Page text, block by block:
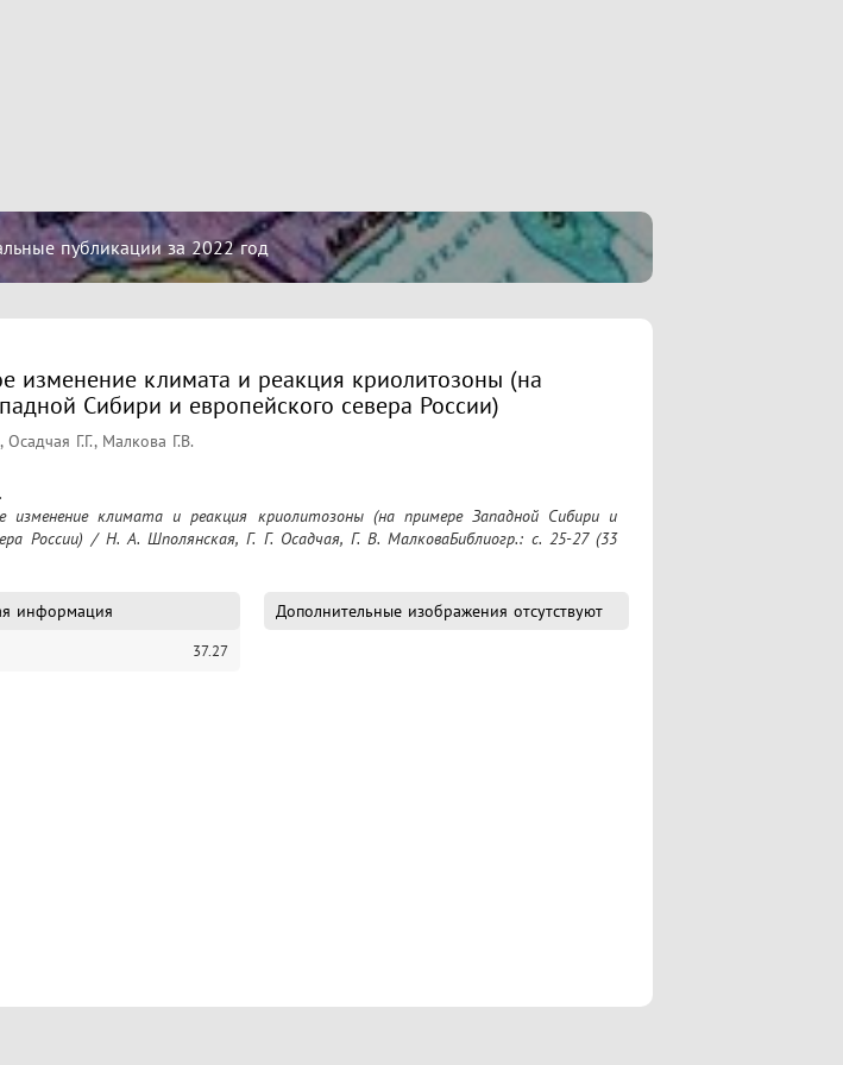
публикации за 2022 год
изменение климата и реакция криолитозоны (на
Сибири и европейского севера России)
Г.Г., Малкова Г.В.
России) / Н. А. Шполянская, Г. Г. Осадчая, Г. В. МалковаБиблиогр.: с. 25-27 (33
информация
37.27
Дополнительные изображения отсутствуют